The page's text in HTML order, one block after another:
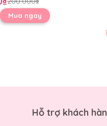
Mua ngay
Hỗ trợ khách